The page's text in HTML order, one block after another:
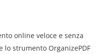
online veloce e senza
lo strumento OrganizePDF